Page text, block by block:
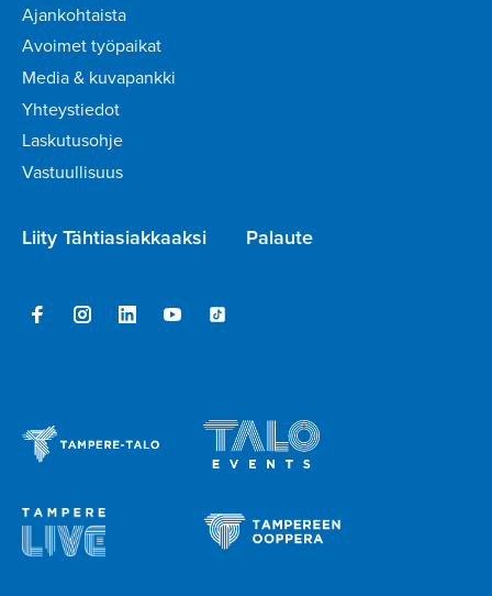
Ajankohtaista
Avoimet työpaikat
Media & kuvapankki
Yhteystiedot
Laskutusohje
Vastuullisuus
Liity Tähtiasiakkaaksi Palaute